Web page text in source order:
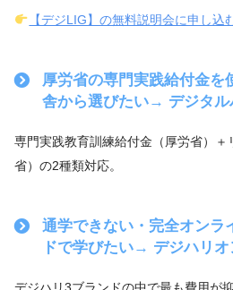
【デジLIG】の無料説明会に申し込
厚労省の専門実践給付金を
舎から選びたい→ デジタル
専門実践教育訓練給付金（厚労省）
省）の2種類対応。
通学できない・完全オンラ
ドで学びたい→ デジハリ
デジハリ3ブランドの中で最も費用が